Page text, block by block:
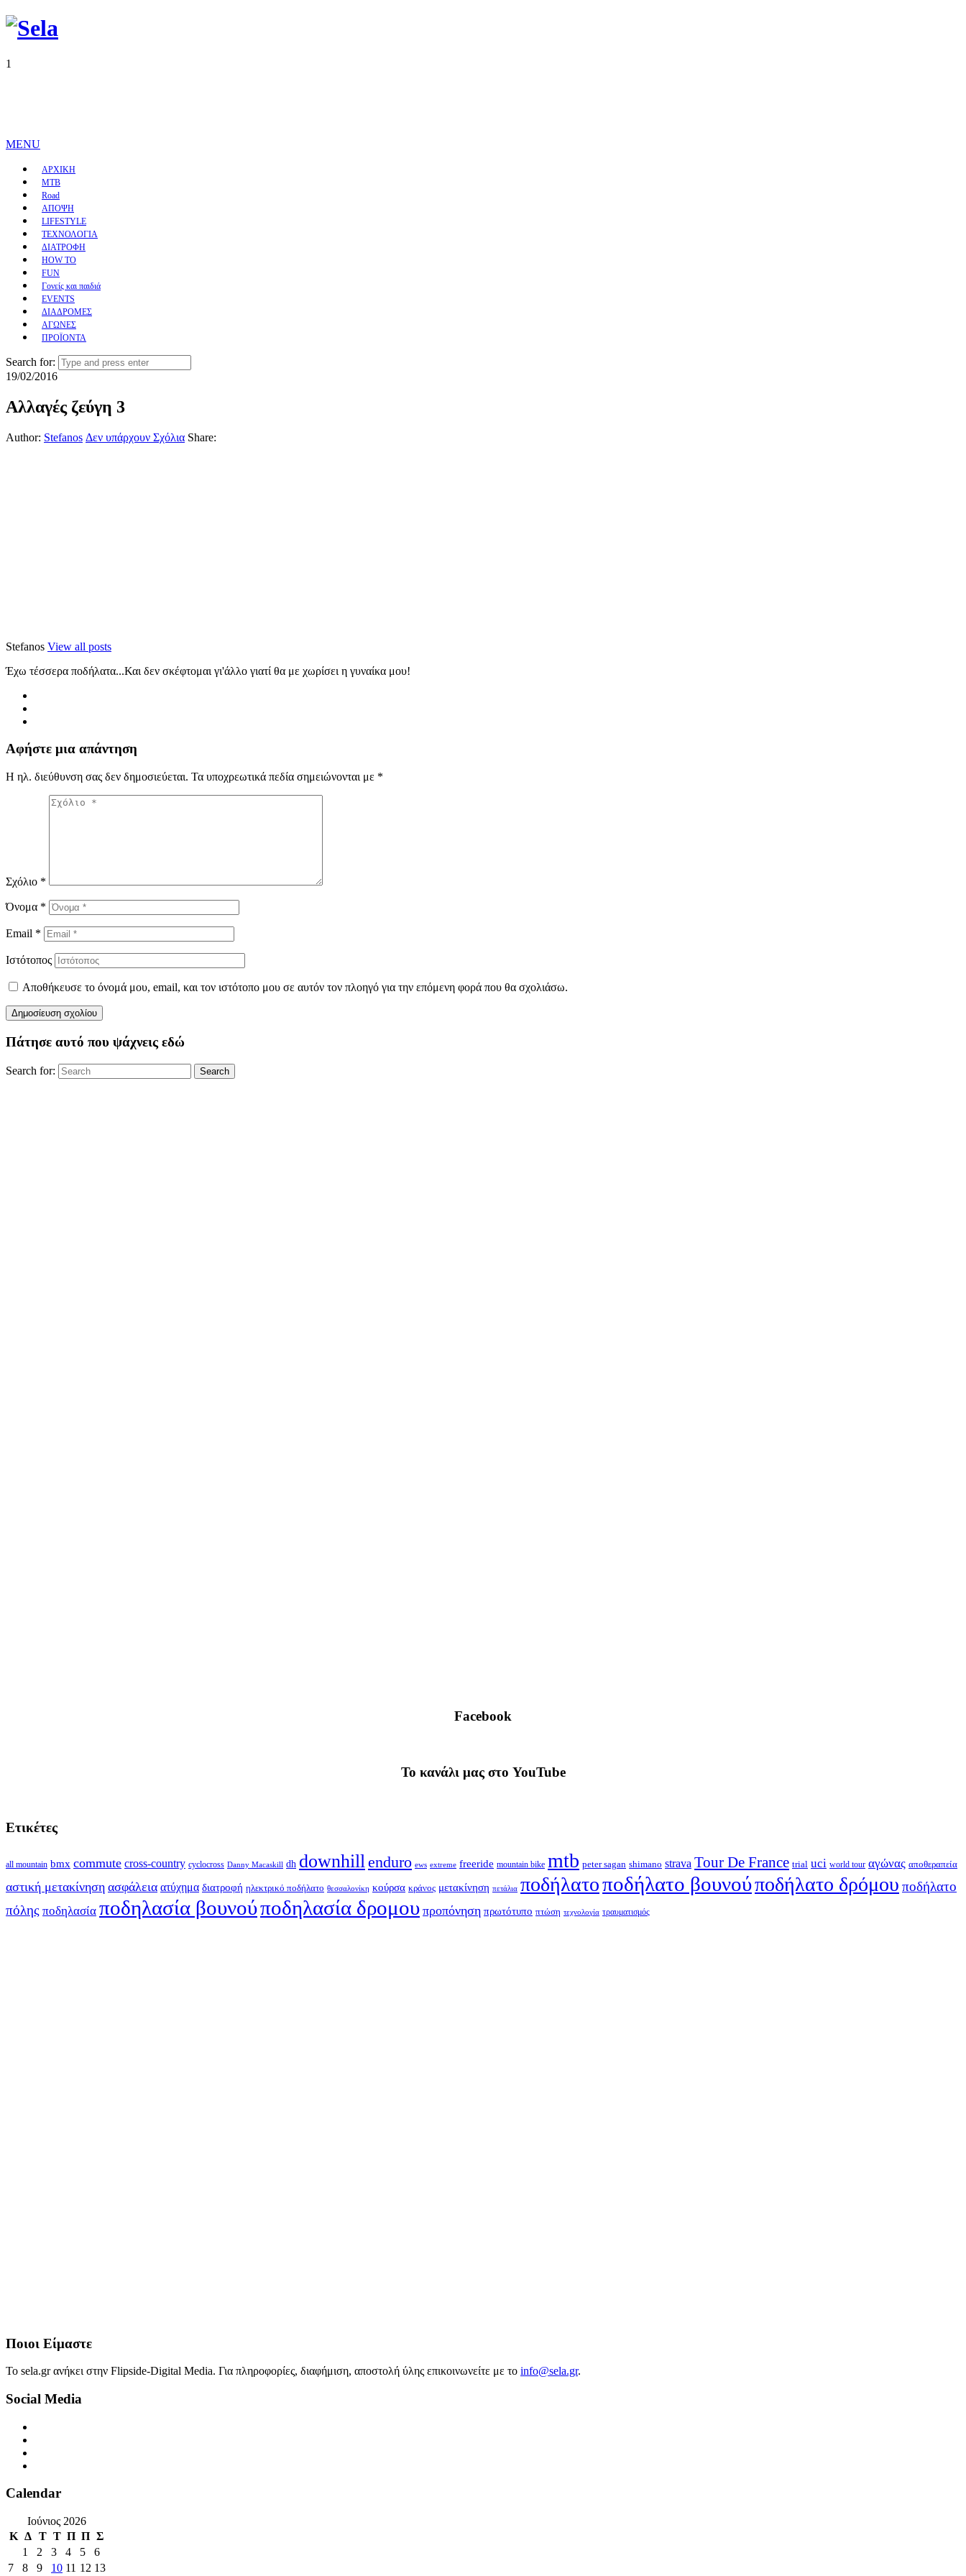
1
MENU
ΑΡΧΙΚΗ
MTB
Road
ΑΠΟΨΗ
LIFESTYLE
ΤΕΧΝΟΛΟΓΙΑ
ΔΙΑΤΡΟΦΗ
HOW TO
FUN
Γονείς και παιδιά
EVENTS
ΔΙΑΔΡΟΜΕΣ
ΑΓΩΝΕΣ
ΠΡΟΪΟΝΤΑ
Search for:
19/02/2016
Αλλαγές ζεύγη 3
Author: Stefanos Δεν υπάρχουν Σχόλια Share:
Stefanos View all posts
Έχω τέσσερα ποδήλατα...Και δεν σκέφτομαι γι'άλλο γιατί θα με χωρίσει η γυναίκα μου!
Αφήστε μια απάντηση
Η ηλ. διεύθυνση σας δεν δημοσιεύεται. Τα υποχρεωτικά πεδία σημειώνονται με *
Σχόλιο *
Όνομα *
Email *
Ιστότοπος
Αποθήκευσε το όνομά μου, email, και τον ιστότοπο μου σε αυτόν τον πλοηγό για την επόμενη φορά που θα σχολιάσω.
Πάτησε αυτό που ψάχνεις εδώ
Search for: Search
Facebook
To κανάλι μας στο YouTube
Ετικέτες
all mountain bmx commute cross-country cyclocross Danny Macaskill dh downhillenduro ews extreme freeride mountain bike mtb peter sagan shimano strava Tour De France trial uci world tour αγώνας αποθεραπεία
αστική μετακίνηση ασφάλεια ατύχημα διατροφή ηλεκτρικό ποδήλατο θεσσαλονίκη κούρσα κράνος μετακίνηση πετάλια ποδήλατοποδήλατο βουνούποδήλατο δρόμου ποδήλατο
πόλης ποδηλασία ποδηλασία βουνούποδηλασία δρομου προπόνηση πρωτότυπο πτώση τεχνολογία τραυματισμός
Ποιοι Είμαστε
Το sela.gr ανήκει στην Flipside-Digital Media. Για πληροφορίες, διαφήμιση, αποστολή ύλης επικοινωνείτε με το info@sela.gr.
Social Media
Calendar
Ιούνιος 2026
Κ Δ Τ Τ Π Π Σ
1
2 3 4 5
6
7
8 9 10 11 12 13